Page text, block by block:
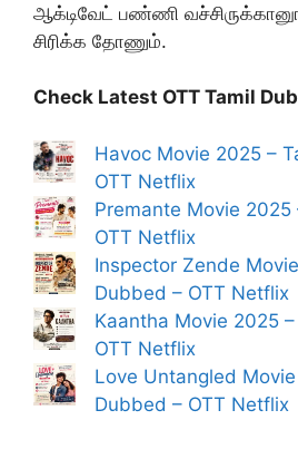
ஆக்டிவேட் பண்ணி
சிரிக்க தோணும்.
Check Latest OTT Tamil
Havoc Movie 2025 –
OTT Netflix
Premante Movie
OTT Netflix
Inspector Zende
Dubbed – OTT Netflix
Kaantha Movie 2025
OTT Netflix
Love Untangled
Dubbed – OTT Netflix